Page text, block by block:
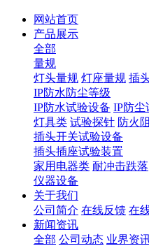
网站首页
产品展示
全部
量规
灯头量规 灯座量规 插
IP防水防尘等级
IP防水试验设备 IP防尘
灯具类 试验探针 防火
插头开关试验设备
插头插座试验装置
家用电器类 耐冲击跌落
仪器设备
关于我们
公司简介 在线反馈 在
新闻资讯
全部 公司动态 业界资